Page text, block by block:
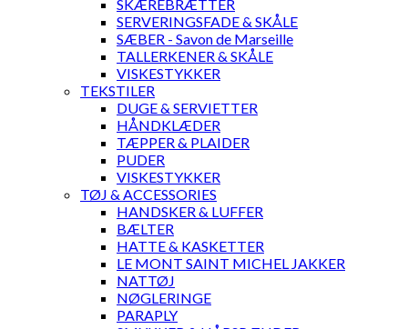
SKÆREBRÆTTER
SERVERINGSFADE & SKÅLE
SÆBER - Savon de Marseille
TALLERKENER & SKÅLE
VISKESTYKKER
TEKSTILER
DUGE & SERVIETTER
HÅNDKLÆDER
TÆPPER & PLAIDER
PUDER
VISKESTYKKER
TØJ & ACCESSORIES
HANDSKER & LUFFER
BÆLTER
HATTE & KASKETTER
LE MONT SAINT MICHEL JAKKER
NATTØJ
NØGLERINGE
PARAPLY